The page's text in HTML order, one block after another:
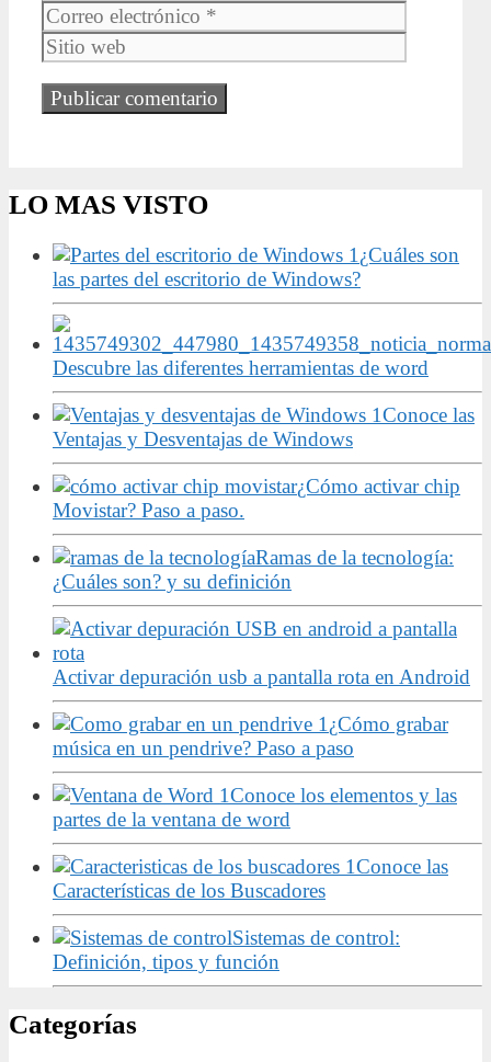
web
LO MAS VISTO
¿Cuáles son
las partes del escritorio de Windows?
Descubre las diferentes herramientas de word
Conoce las
Ventajas y Desventajas de Windows
¿Cómo activar chip
Movistar? Paso a paso.
Ramas de la tecnología:
¿Cuáles son? y su definición
Activar depuración usb a pantalla rota en Android
¿Cómo grabar
música en un pendrive? Paso a paso
Conoce los elementos y las
partes de la ventana de word
Conoce las
Características de los Buscadores
Sistemas de control:
Definición, tipos y función
Categorías